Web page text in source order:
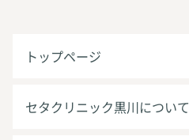
トップページ
セタクリニック黒川について